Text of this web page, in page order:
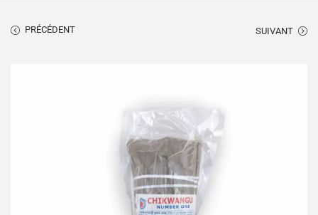
PRÉCÉDENT SUIVANT